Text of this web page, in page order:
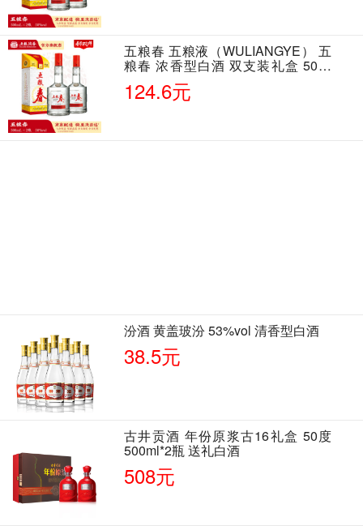
五粮春 五粮液（WULIANGYE） 五
粮春 浓香型白酒 双支装礼盒 50度
500ml*2瓶 含酒具
124.6元
汾酒 黄盖玻汾 53%vol 清香型白酒
38.5元
古井贡酒 年份原浆古16礼盒 50度
500ml*2瓶 送礼白酒
508元